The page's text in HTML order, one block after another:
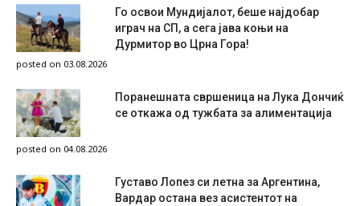
Го освои Мундијалот, беше најдобар
играч на СП, а сега јава коњи на
Дурмитор во Црна Гора!
posted on 03.08.2026
Поранешната свршеница на Лука Дончиќ
се откажа од тужбата за алиментација
posted on 04.08.2026
Густаво Лопез си летна за Аргентина,
Вардар остана вез асистентот на